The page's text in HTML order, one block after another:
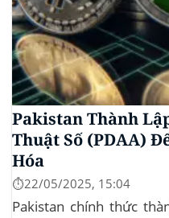
Pakistan Thành
Thuật Số (PDAA)
Hóa
⏱️22/05/2025, 15:04
Pakistan chính thức